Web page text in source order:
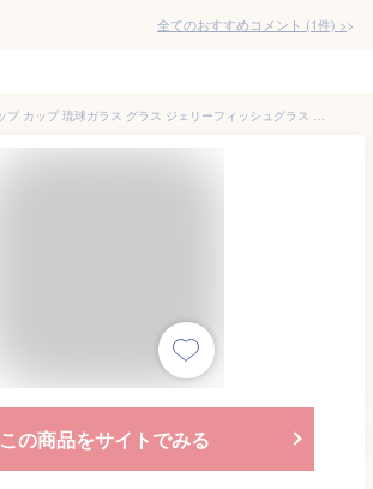
全てのおすすめコメント (1件) >
冷茶グラス コップ カップ 琉球ガラス グラス ジェリーフィッシュグラス ピンク
この商品をサイトでみる